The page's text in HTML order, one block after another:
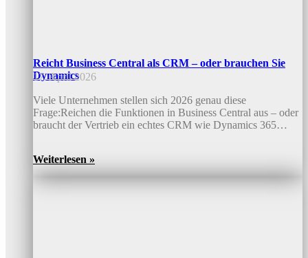
Reicht Business Central als CRM – oder brauchen Sie
Dynamics
17. April 2026
Viele Unternehmen stellen sich 2026 genau diese
Frage:Reichen die Funktionen in Business Central aus – oder
braucht der Vertrieb ein echtes CRM wie Dynamics 365…
Weiterlesen »